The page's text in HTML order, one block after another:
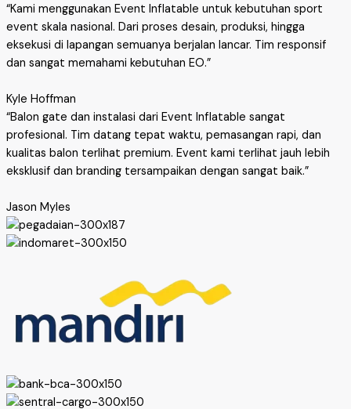
“Kami menggunakan Event Inflatable untuk kebutuhan sport
event skala nasional. Dari proses desain, produksi, hingga
eksekusi di lapangan semuanya berjalan lancar. Tim responsif
dan sangat memahami kebutuhan EO.”
Kyle Hoffman
“Balon gate dan instalasi dari Event Inflatable sangat
profesional. Tim datang tepat waktu, pemasangan rapi, dan
kualitas balon terlihat premium. Event kami terlihat jauh lebih
eksklusif dan branding tersampaikan dengan sangat baik.”
Jason Myles